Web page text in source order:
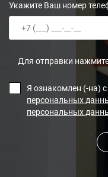
Укажите Ваш номер
Для отправки
Я ознакомлен (-на) с
персональных
персональных